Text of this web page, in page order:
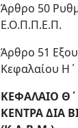
Άρθρο 50
Ε.Ο.Π.Π.Ε.Π.
Άρθρο 51
Κεφαλαίου Η΄
ΚΕΦΑΛΑΙΟ Θ΄
ΚΕΝΤΡΑ ΔΙΑ